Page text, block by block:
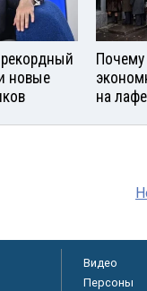
новые
на
Видео
Персоны